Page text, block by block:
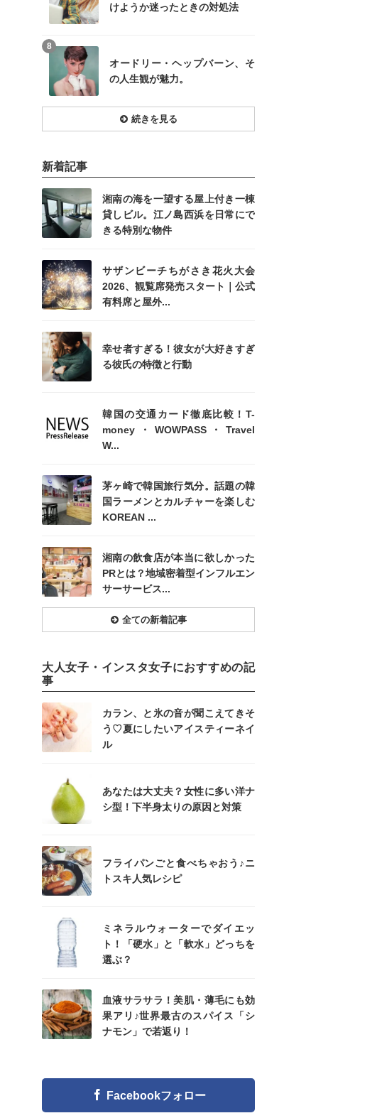
けようか迷ったときの対処法
オードリー・ヘップバーン、そ
の人生観が魅力。
8
続きを見る
新着記事
湘南の海を一望する屋上付き一棟
貸しビル。江ノ島西浜を日常にで
きる特別な物件
サザンビーチちがさき花火大会
2026、観覧席発売スタート｜公式
有料席と屋外...
幸せ者すぎる！彼女が大好きすぎ
る彼氏の特徴と行動
韓国の交通カード徹底比較！T-
money・WOWPASS・Travel
W...
茅ヶ崎で韓国旅行気分。話題の韓
国ラーメンとカルチャーを楽しむ
KOREAN ...
湘南の飲食店が本当に欲しかった
PRとは？地域密着型インフルエン
サーサービス...
全ての新着記事
大人女子・インスタ女子におすすめの記
事
カラン、と氷の音が聞こえてきそ
う♡夏にしたいアイスティーネイ
ル
あなたは大丈夫？女性に多い洋ナ
シ型！下半身太りの原因と対策
フライパンごと食べちゃおう♪ニ
トスキ人気レシピ
ミネラルウォーターでダイエッ
ト！「硬水」と「軟水」どっちを
選ぶ？
血液サラサラ！美肌・薄毛にも効
果アリ♪世界最古のスパイス「シ
ナモン」で若返り！
Facebookフォロー